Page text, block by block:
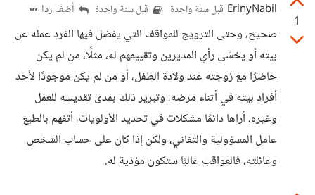
1
ErinyNabil قبل سنة واحدة قبل سنة واحدة أضف ردا
صحيح، وحتى الترويج للمواقف التي يفضل فيها الفرد عمله عن
بيته أو يخشى رأي المديرين وتقييمهم له، مثلًا، من لم يكن
حاضرًا مع زوجته عند ولادة الطفل، أو من لم يكن موجودًا لأحد
أفراد بيته في أثناء مرضه، وتبرير ذلك بمدى تقديسه للعمل
وغيره، أراها دائمًا مشكلات في تحديد الأولويات، أتفهم بالطبع
عامل المسؤولية والتفاني، ولكن إذا كان على حساب الشخص
وعائلته، فالعواقب غالبًا ستكون مؤذية له.